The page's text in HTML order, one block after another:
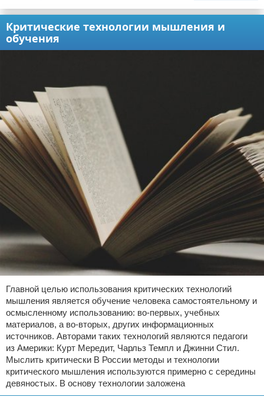
Критические технологии мышления и
обучения
Главной целью использования критических технологий
мышления является обучение человека самостоятельному и
осмысленному использованию: во-первых, учебных
материалов, а во-вторых, других информационных
источников. Авторами таких технологий являются педагоги
из Америки: Курт Мередит, Чарльз Темпл и Джинни Стил.
Мыслить критически В России методы и технологии
критического мышления используются примерно с середины
девяностых. В основу технологии заложена